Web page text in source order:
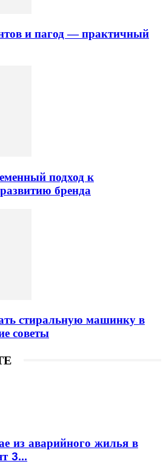
и пагод — практичный
подход к
бренда
стиральную машинку в
советы
из аварийного жилья в
3...